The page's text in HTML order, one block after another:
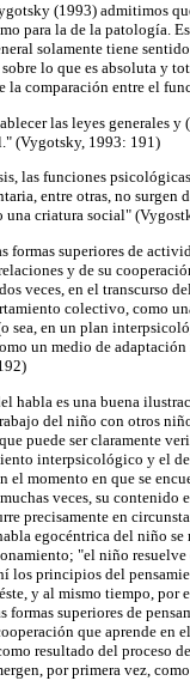
(1993) admitimos
para la de la patología.
solamente tiene
lo que es absoluta y
la comparación entre el
las leyes generales
(Vygotsky, 1993: 191)
las funciones
entre otras, no
una criatura social"
formas superiores de
y de su
veces, en el transcurso
colectivo, como
sea, en un plan
un medio de
habla es una buena
del niño con otros
puede ser claramente
interpsicológico y el
el momento en que se
veces, su contenido
precisamente en
egocéntrica del niño
"el niño resuelve
los principios del
y al mismo tiempo, por
formas superiores de
que aprende en
resultado del proceso
por primera vez,